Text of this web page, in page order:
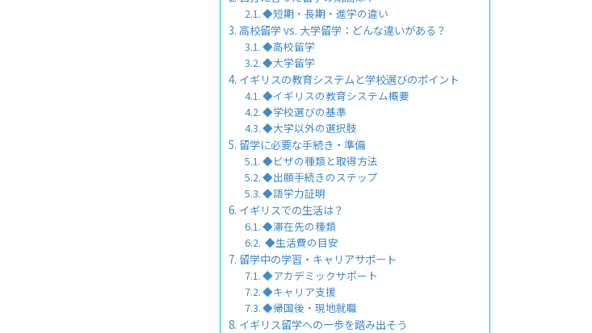
◆短期・長期・進学の違い
高校留学 vs. 大学留学：どんな違いがある？
◆高校留学
◆大学留学
イギリスの教育システムと学校選びのポイント
◆イギリスの教育システム概要
◆学校選びの基準
◆大学以外の選択肢
留学に必要な手続き・準備
◆ビザの種類と取得方法
◆出願手続きのステップ
◆語学力証明
イギリスでの生活は？
◆滞在先の種類
◆生活費の目安
留学中の学習・キャリアサポート
◆アカデミックサポート
◆キャリア支援
◆帰国後・現地就職
イギリス留学への一歩を踏み出そう